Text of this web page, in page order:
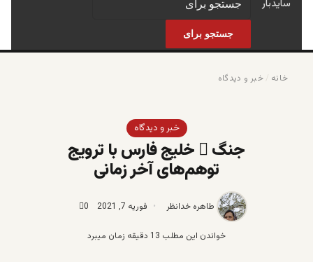
سایدبار
جستجو برای
خانه خبر و دیدگاه
خبر و دیدگاه
جنگ ِ خلیج فارس با ترویج
توهم‌های آخر زمانی
طاهره خدانظر فوریه 7, 2021 0
خواندن این مطلب 13 دقیقه زمان میبرد